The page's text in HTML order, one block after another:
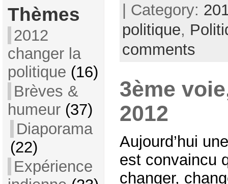
Thèmes
2012
changer la
politique (16)
Brèves &
humeur(37)
Diaporama
(22)
Expérience
| Category:
politique,
comments
3ème
2012
Aujourd’hui
est convaincu
changer,